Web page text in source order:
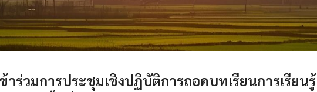
าร่วมการประชุมเชิงปฏิบัติการถอดบทเรียนการเรีย